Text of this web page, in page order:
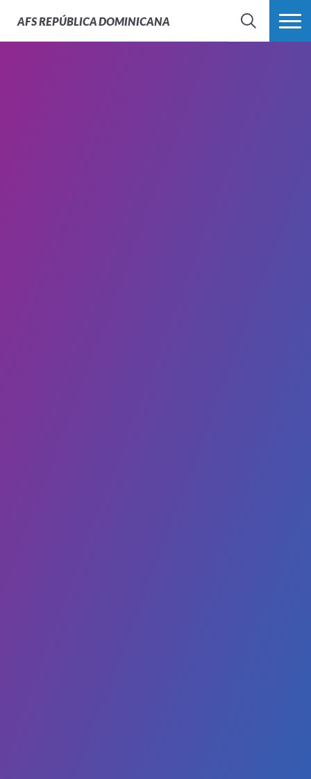
AFSREPÚBLICA DOMINICANA
BUSCAR MÁS